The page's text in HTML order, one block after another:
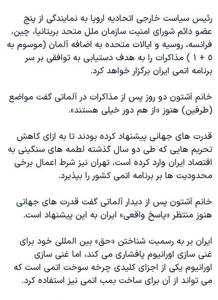
اسرائیل در جنگ
نرگس محمدی برنده جایزه نوبل صلح
همایش محافظه‌کاران آمریکا «سی‌پک»
سفر پرزیدنت ترامپ به چین
رئیس سیاست خارجی اتحادیه اروپا به نمایندگی از پنج
عضو دائم شورای امنیت سازمان ملل متحد بریتانیا، چین،
فرانسه، روسیه و ایالات متحده به اضافه آلمان (موسوم به
٥ + ١ ) مذاکرات را به هدف دستیابی به توافقی بر سر
برنامه اتمی ایران برگزار خواهد کرد.
خانم آشتون دو روز پس از مذاکرات در آلماتی گفت مواضع
(طرفین) هنوز «از هم دور خیلی هستند».
قدرت های جهانی پیشنهاد کرده بودند تا به ازای کاهش
تحریم هایی که طی دو سال گذشته لطمه های سنگینی به
اقتصاد ایران وارد کرده است، تهران نیز شرط اعمال برخی
محدودیت ها بر برنامه اتمی کشور را بپذیرد.
خانم آشتون پس از دیدار آلماتی گفت قدرت های جهانی
هنوز منتظر «پاسخ واقعی» ایران به این پیشنهاد است.
ایران بر به رسمیت شناختن «حق» بین المللی خود برای
غنی سازی اورانیوم پافشاری می کند، اما غنی سازی
اورانیوم یکی از اجزای کلیدی چرخه سوخت اتمی است که
می تواند از آن برای ساخت بمب اتمی نیز استفاده کرد.